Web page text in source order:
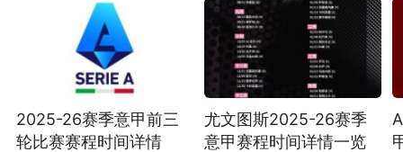
2025-26赛季意甲前三
轮比赛赛程时间详情
尤文图斯2025-26赛季
意甲赛程时间详情一览